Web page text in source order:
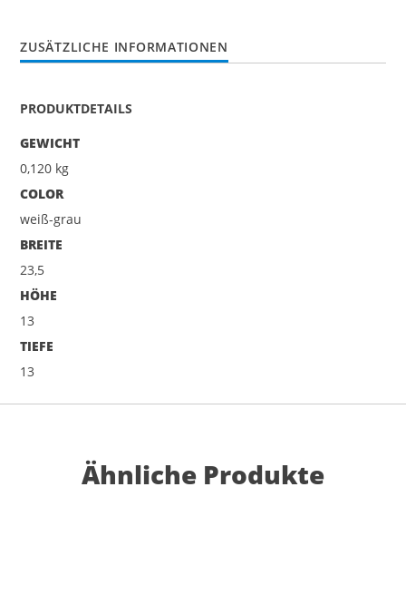
ZUSÄTZLICHE INFORMATIONEN
PRODUKTDETAILS
GEWICHT
0,120 kg
COLOR
weiß-grau
BREITE
23,5
HÖHE
13
TIEFE
13
Ähnliche Produkte